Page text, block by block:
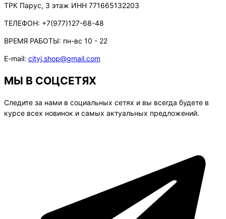
ТРК Парус, 3 этаж ИНН 771665132203
ТЕЛЕФОН: +7(977)127-68-48
ВРЕМЯ РАБОТЫ: пн-вс 10 - 22
E-mail: cityj.shop@gmail.com
МЫ В СОЦСЕТЯХ
Следите за нами в социальных сетях и вы всегда будете в
курсе всех новинок и самых актуальных предложений.